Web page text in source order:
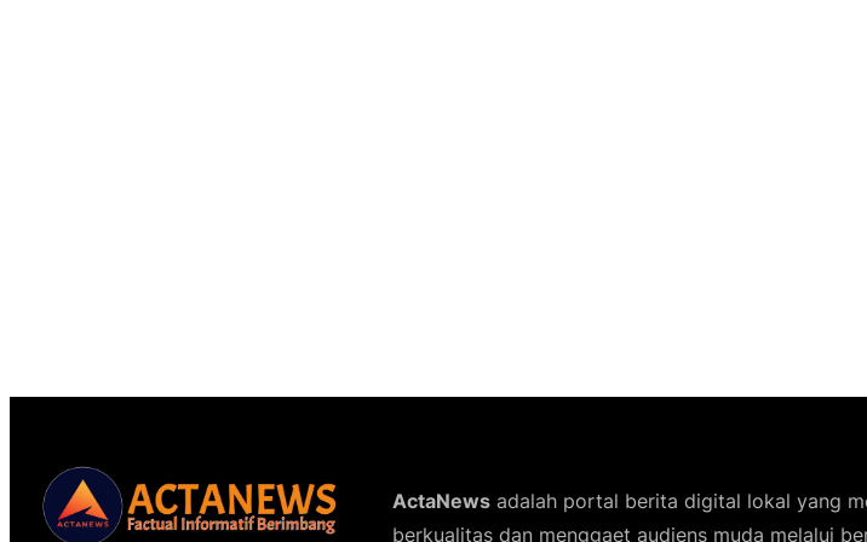
ActaNews adalah portal berita digital lokal yang
berkualitas dan menggaet audiens muda melalui